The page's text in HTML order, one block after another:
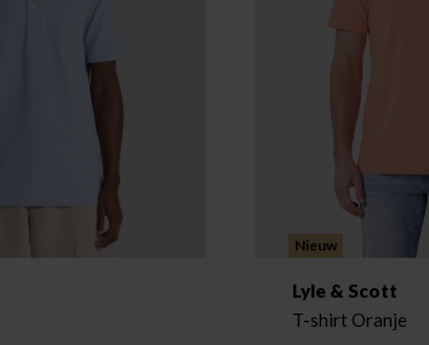
Nieuw
Lyle & Scott
T-shirt Oranje